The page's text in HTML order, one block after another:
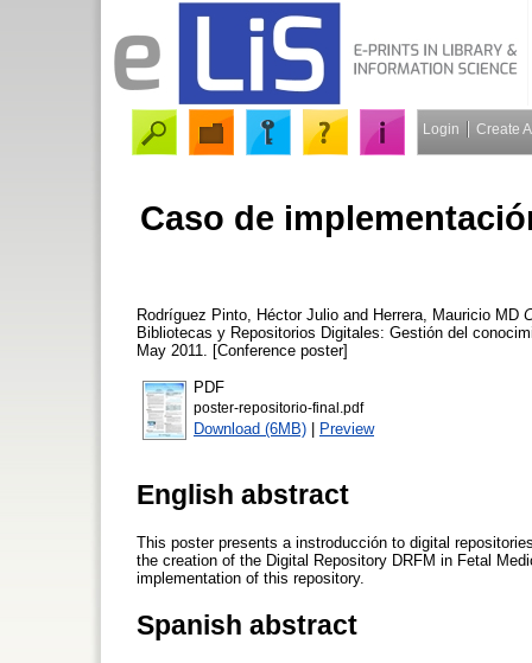
Login Create
Caso de
Rodríguez Pinto, Héctor Julio and Herrera, Mauricio MD
Bibliotecas y Repositorios Digitales: Gestión del
May 2011. [Conference poster]
PDF
poster-repositorio-final.pdf
Download (6MB) | Preview
English abstract
This poster presents a instroducción to digital
the creation of the Digital Repository DRFM in Fetal
implementation of this repository.
Spanish abstract